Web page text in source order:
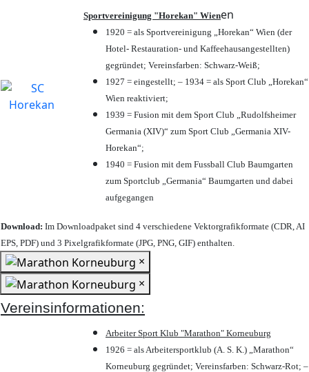
Sportvereinigung "Horekan" Wienen
1920 = als Sportvereinigung „Horekan“ Wien (der
Hotel- Restauration- und Kaffeehausangestellten)
gegründet; Vereinsfarben: Schwarz-Weiß;
1927 = eingestellt; – 1934 = als Sport Club „Horekan“
Wien reaktiviert;
1939 = Fusion mit dem Sport Club „Rudolfsheimer
Germania (XIV)“ zum Sport Club „Germania XIV-
Horekan“;
1940 = Fusion mit dem Fussball Club Baumgarten
zum Sportclub „Germania“ Baumgarten und dabei
aufgegangen
Download: Im Downloadpaket sind 4 verschiedene Vektorgrafikformate (CDR, AI
EPS, PDF) und 3 Pixelgrafikformate (JPG, PNG, GIF) enthalten.
×
×
Vereinsinformationen:
Arbeiter Sport Klub "Marathon" Korneuburg
1926 = als Arbeitersportklub (A. S. K.) „Marathon“
Korneuburg gegründet; Vereinsfarben: Schwarz-Rot; –